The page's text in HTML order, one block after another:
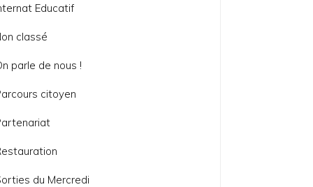
Educatif
classé
parle de nous !
citoyen
du Mercredi